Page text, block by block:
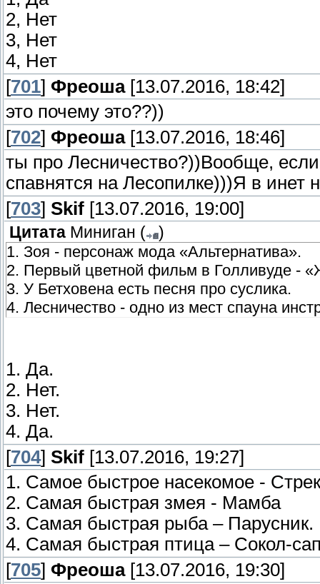
2, Нет
3, Нет
4, Нет
[701] Фреоша[13.07.2016, 18:42]
это почему это??))
[702] Фреоша[13.07.2016, 18:46]
ты про Лесничество?))Вообще,
спавнятся на Лесопилке)))Я в инет
[703] Skif [13.07.2016, 19:00]
Цитата Миниган (
)
1. Зоя - персонаж мода «Альтернатива».
2. Первый цветной фильм в Голливуде -
3. У Бетховена есть песня про суслика.
4. Лесничество - одно из мест спауна
1. Да.
2. Нет.
3. Нет.
4. Да.
[704] Skif [13.07.2016, 19:27]
1. Самое быстрое насекомое -
2. Самая быстрая змея - Мамба
3. Самая быстрая рыба – Парусник.
4. Самая быстрая птица – Сокол-
[705] Фреоша[13.07.2016, 19:30]